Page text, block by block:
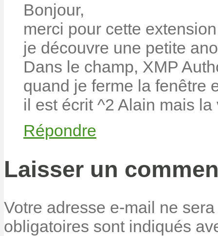
Bonjour,
merci pour cette
je découvre une petite
Dans le champ, XMP
quand je ferme la fenêtre
il est écrit ^2 Alain mais
Répondre
Laisser un
Votre adresse e-mail ne
obligatoires sont indiqués